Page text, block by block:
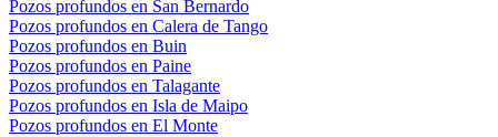
Pozos profundos en San Bernardo
Pozos profundos en Calera de Tango
Pozos profundos en Buin
Pozos profundos en Paine
Pozos profundos en Talagante
Pozos profundos en Isla de Maipo
Pozos profundos en El Monte